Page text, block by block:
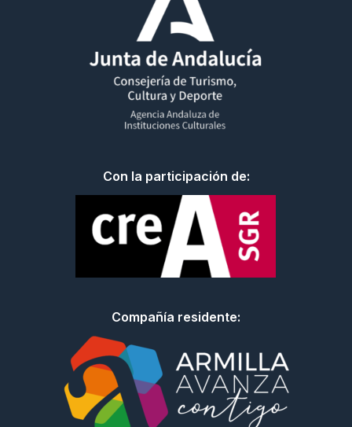
Con la participación de:
Compañía residente: